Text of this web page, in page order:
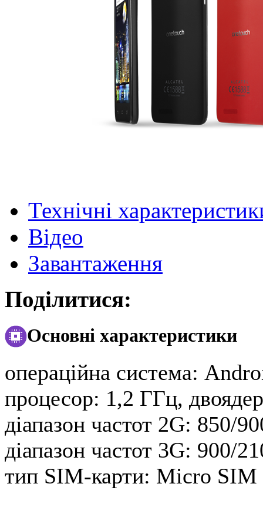
Технічні
Відео
Завантаження
Поділитися:
Основні характеристики
операційна система:
процесор: 1,2 ГГц,
діапазон частот 2G: 850/
діапазон частот 3G: 900/
тип SIM-карти: Micro SIM